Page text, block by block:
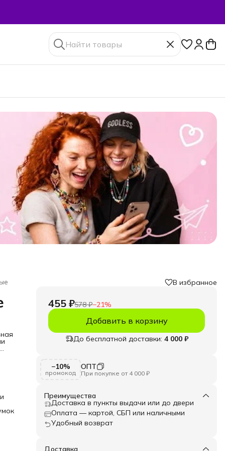
В избранное
455 ₽578 ₽−21%
Добавить в корзину
До бесплатной доставки: 4 000 ₽
−10%
промокод
ОПТ
При покупке от 4 000 ₽
Преимущества
Доставка в пункты выдачи или до двери
Оплата — картой, СБП или наличными
Удобный возврат
Доставка